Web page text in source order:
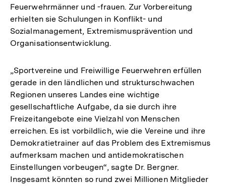
Feuerwehrmänner und -frauen. Zur Vorbereitung
erhielten sie Schulungen in Konflikt- und
Sozialmanagement, Extremismusprävention und
Organisationsentwicklung.
„Sportvereine und Freiwillige Feuerwehren erfüllen
gerade in den ländlichen und strukturschwachen
Regionen unseres Landes eine wichtige
gesellschaftliche Aufgabe, da sie durch ihre
Freizeitangebote eine Vielzahl von Menschen
erreichen. Es ist vorbildlich, wie die Vereine und ihre
Demokratietrainer auf das Problem des Extremismus
aufmerksam machen und antidemokratischen
Einstellungen vorbeugen“, sagte Dr. Bergner.
Insgesamt könnten so rund zwei Millionen Mitglieder